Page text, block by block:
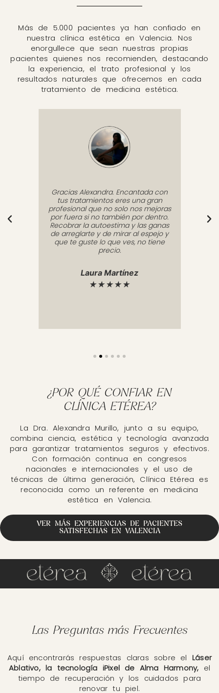
Más de 5.000 pacientes ya han confiado en
nuestra clínica estética en Valencia. Nos
enorgullece que sean nuestras propias
pacientes quienes nos recomienden, destacando
la experiencia, el trato profesional y los
resultados naturales que ofrecemos en cada
tratamiento de medicina estética.
Gracias Alexandra. Encantada con
tus tratamientos eres una gran
profesional que no solo nos mejoras
por fuera si no también por dentro.
Recobrar la autoestima y las ganas
de arreglarte y de mirar al espejo y
que te guste lo que ves, no tiene
precio.
Laura Martínez
★★★★★
¿POR QUÉ CONFIAR EN
CLÍNICA ETÉREA?
La Dra. Alexandra Murillo, junto a su equipo,
combina ciencia, estética y tecnología avanzada
para garantizar tratamientos seguros y efectivos.
Con formación continua en congresos
nacionales e internacionales y el uso de
técnicas de última generación, Clínica Etérea es
reconocida como un referente en medicina
estética en Valencia.
VER MÁS EXPERIENCIAS DE PACIENTES
SATISFECHAS EN VALENCIA
Las Preguntas más Frecuentes
Aquí encontrarás respuestas claras sobre el Láser
Ablativo, la tecnología iPixel de Alma Harmony, el
tiempo de recuperación y los cuidados para
renovar tu piel.